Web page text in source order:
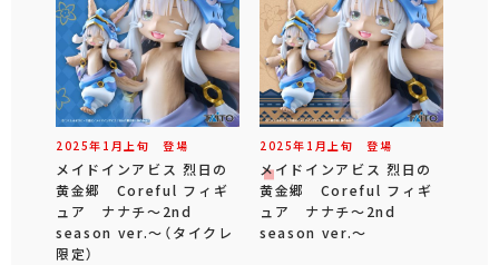
2025年 1 月 上旬 登場
メイドインアビス 烈日の
黄金郷 Coreful フィギ
ュア ナナチ～2nd
season ver.～（タイクレ
限定）
2025年 1 月 上旬 登場
メイドインアビス 烈日の
黄金郷 Coreful フィギ
ュア ナナチ～2nd
season ver.～